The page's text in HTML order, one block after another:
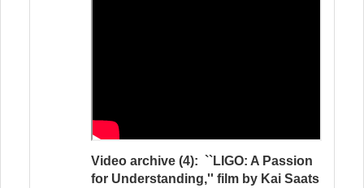
Video archive (4): ``LIGO: A Passion
for Understanding,'' film by Kai Saats